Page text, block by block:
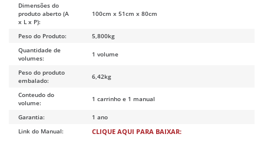
Dimensões do
produto aberto (A
x L x P):
100cm x 51cm x 80cm
Peso do Produto:
5,800kg
Quantidade de
volumes:
1 volume
Peso do produto
embalado:
6,42kg
Conteudo do
volume:
1 carrinho e 1 manual
Garantia:
1 ano
Link do Manual:
CLIQUE AQUI PARA BAIXAR: